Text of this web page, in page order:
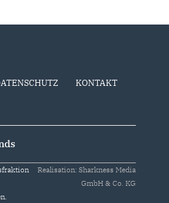
KONTAKT
Realisation: Sharkness Media
GmbH & Co. KG